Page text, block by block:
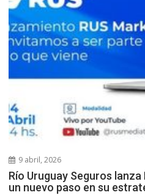
9 abril, 2026
Río Uruguay Seguros
un nuevo paso en su